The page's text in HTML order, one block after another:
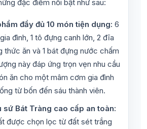
đặc điểm nổi bật như sau:
đầy đủ 10 món tiện dụng: 6
đình, 1 tô đựng canh lớn, 2 đĩa
thức ăn và 1 bát đựng nước chấm
này đáp ứng trọn vẹn nhu cầu
ăn cho một mâm cơm gia đình
từ bốn đến sáu thành viên.
sứ Bát Tràng cao cấp an toàn:
được chọn lọc từ đất sét trắng